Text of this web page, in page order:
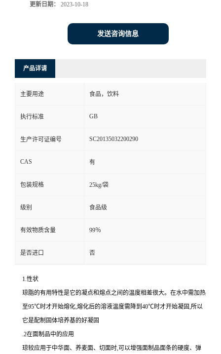
更新日期： 2023-10-18
发送咨询信息
产品详请
主要用途 食品，饮料
执行标准 GB
生产许可证编号 SC20135032200290
CAS 有
包装规格 25kg/袋
级别 食品级
有效物质含量 99％
是否进口 否
1.性状
琼脂的有用特性是它的凝点和熔点之间的温度相差很大。在水中需加热
至95℃时才开始熔化,熔化后的溶液温度需降到40℃时才开始凝固,所以
它是配制固体培养基的好凝固
.2在面制品中的应用
琼较应用于中华面、养麦面、切面时,可以增强面制品面条的硬度、弹